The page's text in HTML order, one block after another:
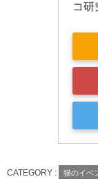
コ研
CATEGORY : 猫のイベ